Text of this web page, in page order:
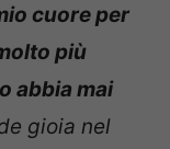
cuore per
più
abbia mai
gioia nel